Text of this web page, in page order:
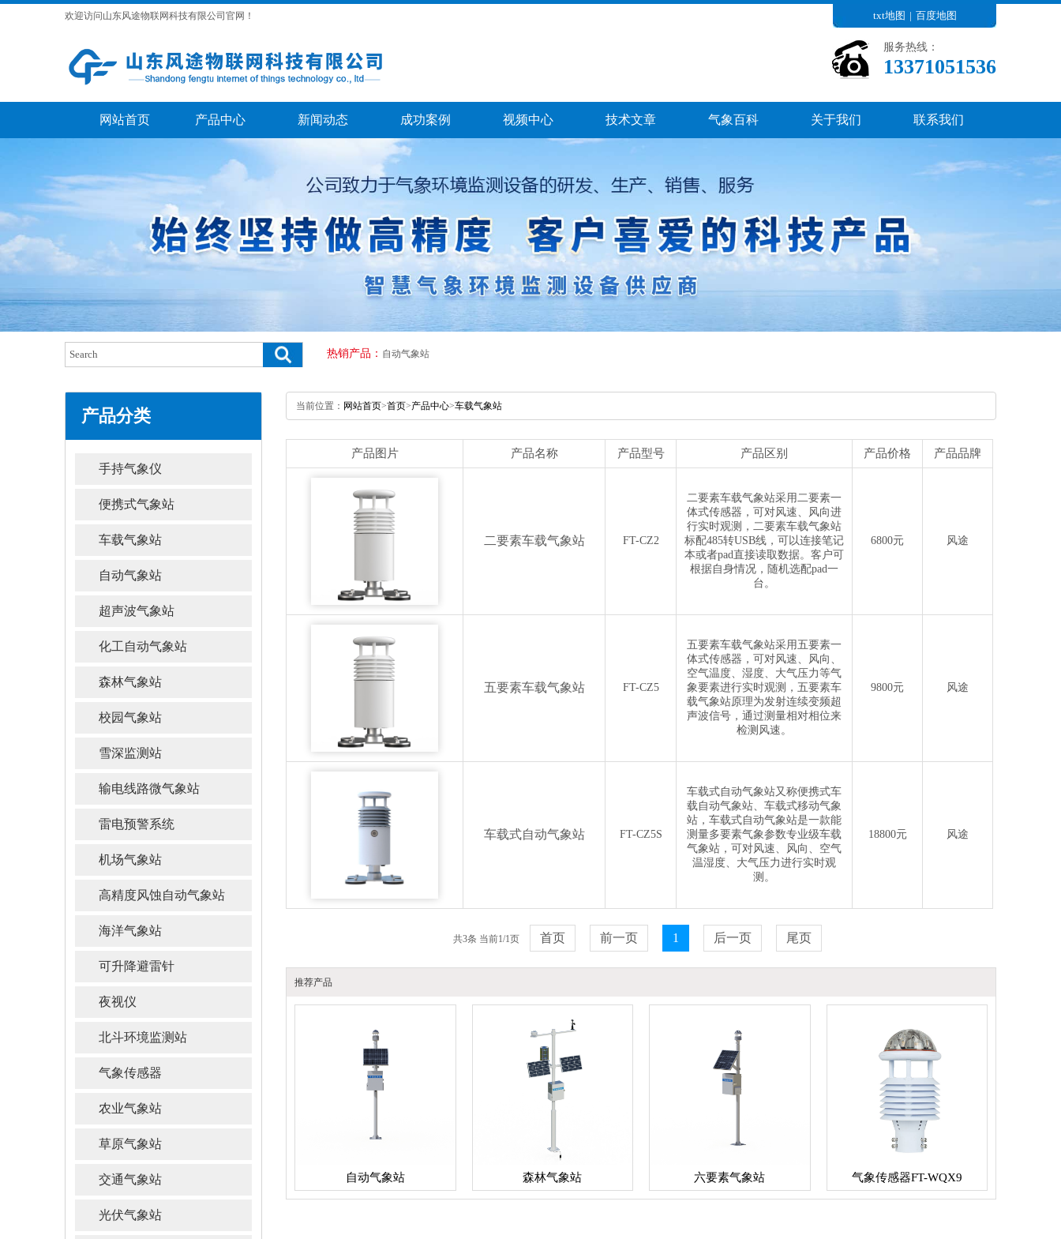
欢迎访问山东风途物联网科技有限公司官网！ txt地图 | 百度地图
服务热线：
13371051536
网站首页 产品中心 新闻动态 成功案例 视频中心 技术文章 气象百科 关于我们 联系我们
热销产品： 自动气象站
产品分类
手持气象仪
便携式气象站
车载气象站
自动气象站
超声波气象站
化工自动气象站
森林气象站
校园气象站
雪深监测站
输电线路微气象站
雷电预警系统
机场气象站
高精度风蚀自动气象站
海洋气象站
可升降避雷针
夜视仪
北斗环境监测站
气象传感器
农业气象站
草原气象站
交通气象站
光伏气象站
当前位置： 网站首页>首页>产品中心>车载气象站
产品图片 产品名称 产品型号 产品区别 产品价格 产品品牌
二要素车载气象站 FT-CZ2
二要素车载气象站采用二要素一
体式传感器，可对风速、风向进
行实时观测，二要素车载气象站
标配485转USB线，可以连接笔记
本或者pad直接读取数据。客户可
根据自身情况，随机选配pad一
台。
6800元 风途
五要素车载气象站 FT-CZ5
五要素车载气象站采用五要素一
体式传感器，可对风速、风向、
空气温度、湿度、大气压力等气
象要素进行实时观测，五要素车
载气象站原理为发射连续变频超
声波信号，通过测量相对相位来
检测风速。
9800元 风途
车载式自动气象站 FT-CZ5S
车载式自动气象站又称便携式车
载自动气象站、车载式移动气象
站，车载式自动气象站是一款能
测量多要素气象参数专业级车载
气象站，可对风速、风向、空气
温湿度、大气压力进行实时观
测。
18800元 风途
共3条当前1/1页 首页 前一页 1 后一页 尾页
推荐产品
自动气象站 森林气象站 六要素气象站 气象传感器FT-WQX9